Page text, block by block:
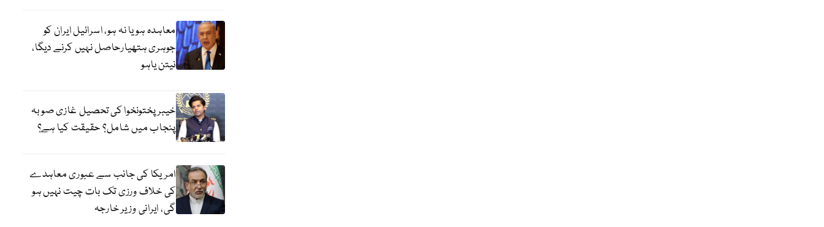
معاہدہ ہو یا نہ ہو، اسرائیل ایران کو
جوہری ہتھیارحاصل نہیں کرنے دیگا،
نیتن یاہو
خیبر پختونخوا کی تحصیل غازی صوبہ
پنجاب میں شامل؟ حقیقت کیا ہے؟
امریکا کی جانب سے عبوری معاہدے
کی خلاف ورزی تک بات چیت نہیں ہو
گی، ایرانی وزیر خارجہ